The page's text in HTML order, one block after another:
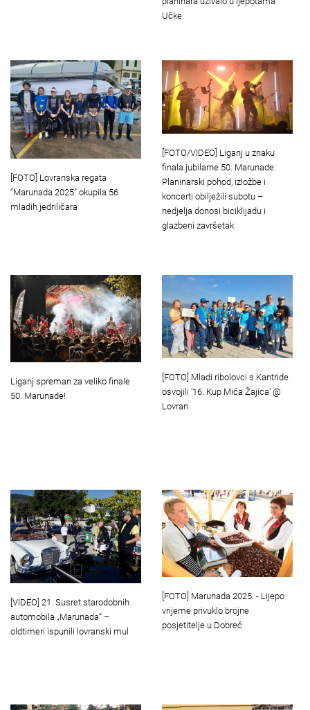
Učke
[FOTO] Lovranska regata
“Marunada 2025” okupila 56
mladih jedriličara
[FOTO/VIDEO] Liganj u znaku
finala jubilarne 50. Marunade:
Planinarski pohod, izložbe i
koncerti obilježili subotu –
nedjelja donosi biciklijadu i
glazbeni završetak
Liganj spreman za veliko finale
50. Marunade!
[FOTO] Mladi ribolovci s Kantride
osvojili '16. Kup Mića Žajica' @
Lovran
[VIDEO] 21. Susret starodobnih
automobila „Marunada“ –
oldtimeri ispunili lovranski mul
[FOTO] Marunada 2025. - Lijepo
vrijeme privuklo brojne
posjetitelje u Dobreć